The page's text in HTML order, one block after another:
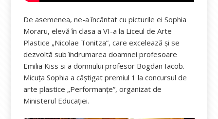
De asemenea, ne-a încântat cu picturile ei Sophia
Moraru, elevă în clasa a VI-a la Liceul de Arte
Plastice „Nicolae Tonitza”, care excelează și se
dezvoltă sub îndrumarea doamnei profesoare
Emilia Kiss si a domnului profesor Bogdan Iacob.
Micuța Sophia a câștigat premiul 1 la concursul de
arte plastice „Performanțe”, organizat de
Ministerul Educației.